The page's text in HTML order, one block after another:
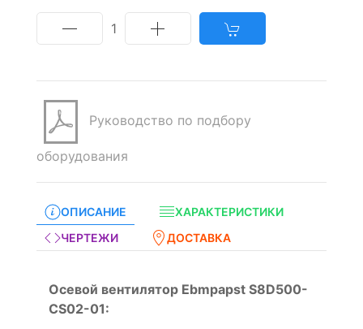
1
Руководство по подбору
оборудования
ОПИСАНИЕ
ХАРАКТЕРИСТИКИ
ЧЕРТЕЖИ
ДОСТАВКА
Осевой вентилятор Ebmpapst S8D500-
CS02-01: